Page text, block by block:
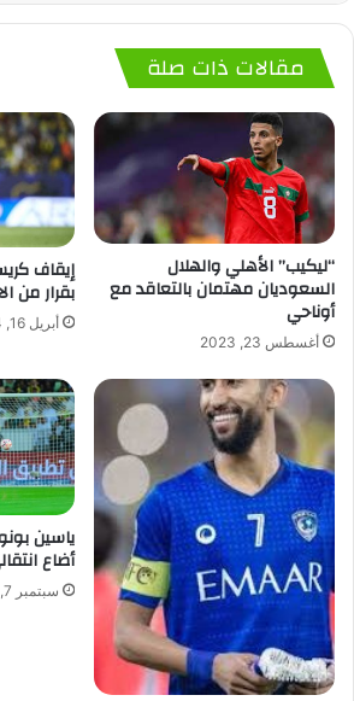
مقالات ذات صلة
“ليكيب” الأهلي والهلال
السعوديان مهتمان بالتعاقد مع
أوناحي
أغسطس 23, 2023
إيقاف
بقرار من
أبريل 16, 2024
ياسين
أضاع
سبتمبر 7, 2023